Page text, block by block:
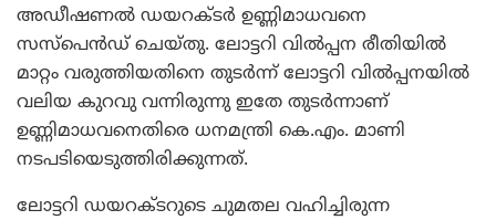
അഡീഷണല്‍ ഡയറക്ടര്‍ ഉണ്ണിമാധവനെ
സസ്‌പെന്‍ഡ് ചെയ്തു. ലോട്ടറി വില്‍പ്പന രീതിയില്‍
മാറ്റം വരുത്തിയതിനെ തുടര്‍ന്ന് ലോട്ടറി വില്‍പ്പനയില്‍
വലിയ കുറവു വന്നിരുന്നു ഇതേ തുടര്‍ന്നാണ്
ഉണ്ണിമാധവനെതിരെ ധനമന്ത്രി കെ.എം. മാണി
നടപടിയെടുത്തിരിക്കുന്നത്.
ലോട്ടറി ഡയറക്ടറുടെ ചുമതല വഹിച്ചിരുന്ന